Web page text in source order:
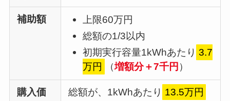
補助額
上限60万円
総額の1/3以内
初期実行容量1kWhあたり 3.7
万円
（増額分＋7千円 ）
購入価
総額が、1kWhあたり 13.5万円